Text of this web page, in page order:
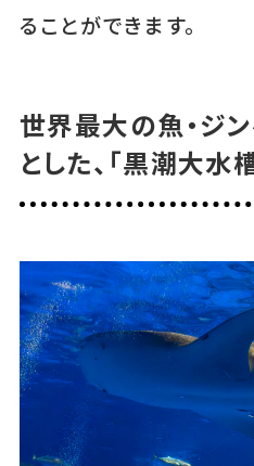
ることができます。
世界最大の魚・ジ
とした、「黒潮大水